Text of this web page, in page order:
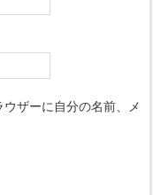
ザーに自分の名前、メ